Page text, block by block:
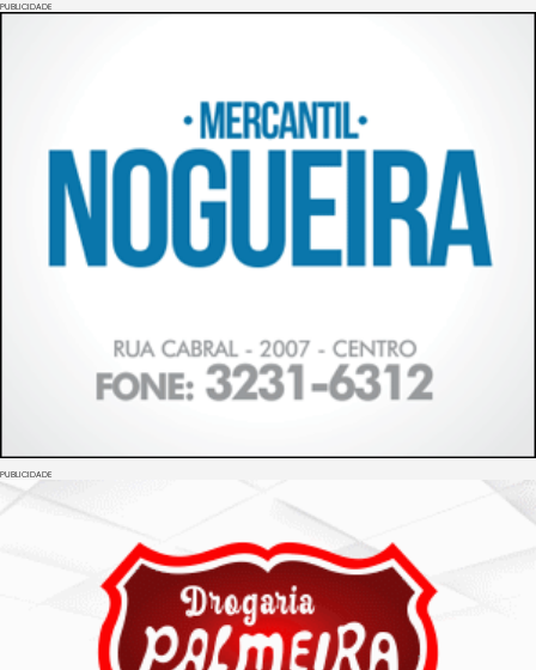
PUBLICIDADE
PUBLICIDADE